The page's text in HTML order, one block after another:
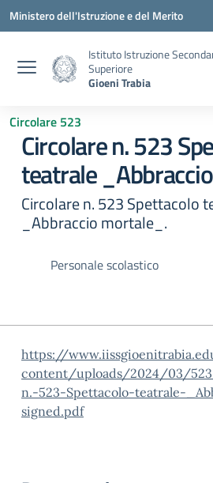
Vai ai contenuti
Vai al menu di navigazione
Vai al footer
Ministero dell'Istruzione e del Merito
Istituto Istruzione
Superiore
Gioeni Trabia
Circolare 523
Circolare n. 523
teatrale
Circolare n. 523 Spettacolo
_Abbraccio mortale_.
Personale scolastico
https://
content/uploads/2024/03/
n.-523-Spettacolo-teatrale-
signed.pdf